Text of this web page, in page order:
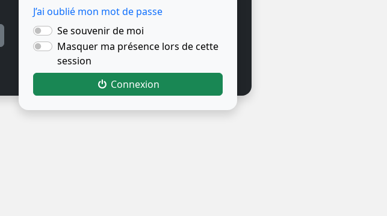
J’ai oublié mon mot de passe
Se souvenir de moi
Masquer ma présence lors de cette
session
Connexion